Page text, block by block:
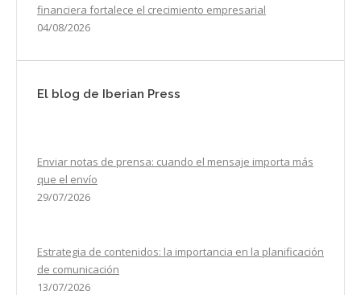
financiera fortalece el crecimiento empresarial
04/08/2026
El blog de Iberian Press
Enviar notas de prensa: cuando el mensaje importa más
que el envío
29/07/2026
Estrategia de contenidos: la importancia en la planificación
de comunicación
13/07/2026